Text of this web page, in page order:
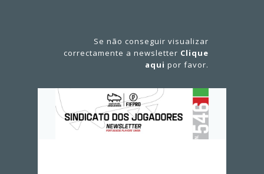
Se não conseguir visualizar
correctamente a newsletter Clique
aqui por favor.